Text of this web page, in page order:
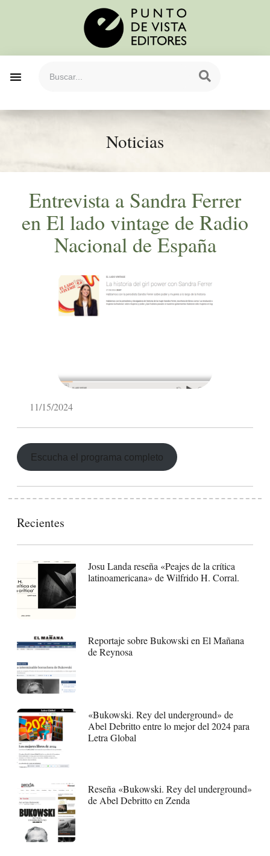
Noticias
Entrevista a Sandra Ferrer
en El lado vintage de Radio
Nacional de España
11/15/2024
Escucha el programa completo
Recientes
Josu Landa reseña «Peajes de la crítica
latinoamericana» de Wilfrido H. Corral.
Reportaje sobre Bukowski en El Mañana
de Reynosa
«Bukowski. Rey del underground» de
Abel Debritto entre lo mejor del 2024 para
Letra Global
Reseña «Bukowski. Rey del underground»
de Abel Debritto en Zenda